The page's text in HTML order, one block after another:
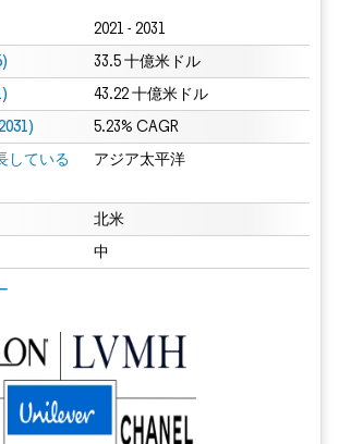
2021 - 2031
33.5 十億米ドル
43.22 十億米ドル
5.23% CAGR
している
アジア太平洋
北米
中
。再利用にはCC BY 4.0の表示が必要です。